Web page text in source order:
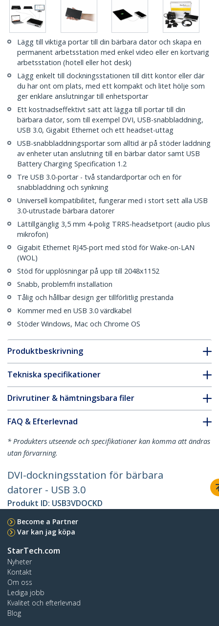
Lägg till viktiga portar till din bärbara dator och skapa en
permanent arbetsstation med enkel video eller en kortvarig
arbetsstation (hotell eller hot desk)
Lägg enkelt till dockningsstationen till ditt kontor eller där
du har ont om plats, med ett kompakt och litet hölje som
ger enklare anslutningar till enhetsportar
Ett kostnadseffektivt sätt att lägga till portar till din
bärbara dator, som till exempel DVI, USB-snabbladdning,
USB 3.0, Gigabit Ethernet och ett headset-uttag
USB-snabbladdningsportar som alltid är på stöder laddning
av enheter utan anslutning till en bärbar dator samt USB
Battery Charging Specification 1.2
Tre USB 3.0-portar - två standardportar och en för
snabbladdning och synkning
Universell kompatibilitet, fungerar med i stort sett alla USB
3.0-utrustade bärbara datorer
Lättillgänglig 3,5 mm 4-polig TRRS-headsetport (audio plus
mikrofon)
Gigabit Ethernet RJ45-port med stöd för Wake-on-LAN
(WOL)
Stöd för upplösningar på upp till 2048x1152
Snabb, problemfri installation
Tålig och hållbar design ger tillförlitlig prestanda
Kommer med en USB 3.0 värdkabel
Stöder Windows, Mac och Chrome OS
Produktbeskrivning
Tekniska specifikationer
Drivrutiner & hämtningsbara filer
FAQ & Efterlevnad
* Produkters utseende och specifikationer kan komma att ändras
utan förvarning.
DVI-dockningsstation för bärbara
datorer - USB 3.0
Produkt ID: USB3VDOCKD
Become a Partner
Var kan jag köpa
StarTech.com
Nyheter
Kontakt
Om oss
Lediga jobb
Kvalitet och efterlevnad
Blog